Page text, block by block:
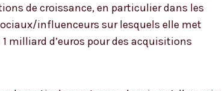
de croissance, en particulier dans les
influenceurs sur lesquels elle met
milliard d’euros pour des acquisitions